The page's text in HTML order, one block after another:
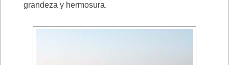
grandeza y hermosura.